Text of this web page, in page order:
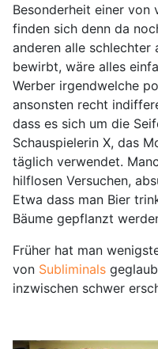
Besonderheit einer von
finden sich denn da
anderen alle schlechter
bewirbt, wäre alles
Werber irgendwelche
ansonsten recht
dass es sich um die
Schauspielerin X, das
täglich verwendet.
hilflosen Versuchen,
Etwa dass man Bier
Bäume gepflanzt
Früher hat man
von Subliminals
inzwischen schwer